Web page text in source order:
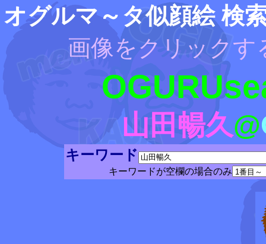
オグルマ～タ似顔絵 検
画像をクリックす
山田暢久@
キーワード
キーワードが空欄の場合のみ